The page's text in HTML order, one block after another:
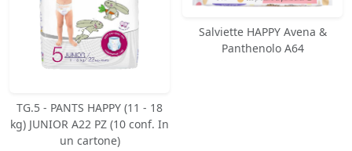
TG.5 - PANTS HAPPY (11 - 18
kg) JUNIOR A22 PZ (10 conf. In
un cartone)
Salviette HAPPY Avena &
Panthenolo A64